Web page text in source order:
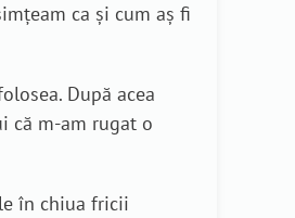
ca și cum aș fi
După acea
că m-am rugat o
în chiua fricii